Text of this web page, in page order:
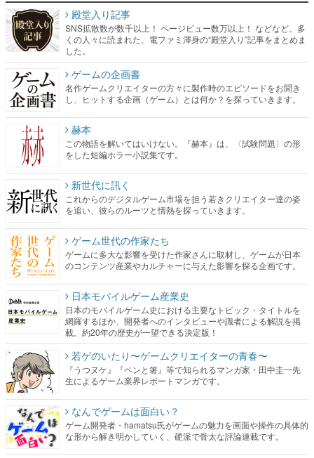
殿堂入り記事
SNS拡散数が数千以上！ ページビュー数万以上！ などなど。多
くの人々に読まれた、電ファミ渾身の“殿堂入り”記事をまとめま
した。
ゲームの企画書
名作ゲームクリエイターの方々に製作時のエピソードをお聞き
し、ヒットする企画（ゲーム）とは何か？を探っていきます。
赫本
この物語を解いてはいけない。『赫本』は、〈試験問題〉の形
をした短編ホラー小説集です。
新世代に訊く
これからのデジタルゲーム市場を担う若きクリエイター達の姿
を追い、彼らのルーツと情熱を探っていきます。
ゲーム世代の作家たち
ゲームに多大な影響を受けた作家さんに取材し、ゲームが日本
のコンテンツ産業やカルチャーに与えた影響を探る企画です。
日本モバイルゲーム産業史
日本のモバイルゲーム史における主要なトピック・タイトルを
網羅するほか、開発者へのインタビューや識者による解説を掲
載。約20年の歴史が一望できる決定版！
若ゲのいたり〜ゲームクリエイターの青春〜
『うつヌケ』『ペンと箸』等で知られるマンガ家・田中圭一先
生によるゲーム業界レポートマンガです。
なんでゲームは面白い？
ゲーム開発者・hamatsu氏がゲームの魅力を画面や操作の具体的
な形から解き明かしていく、硬派で骨太な評論連載です。